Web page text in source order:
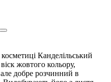
Канделільський
жовтого кольору,
добре розчинний в